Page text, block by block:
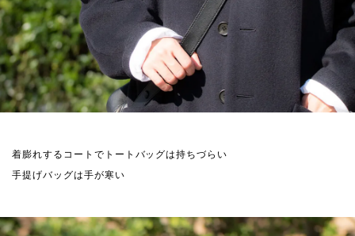
着膨れするコートでトートバッグは持ちづらい
手提げバッグは手が寒い